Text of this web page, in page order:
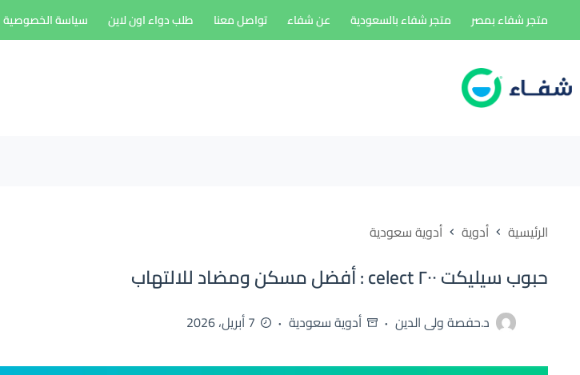
إلى
متجر شفاء بمصر متجر شفاء بالسعودية عن شفاء تواصل معنا طلب دواء اون لاين سياسة الخصوصية
الرئيسية أدوية أدوية سعودية
حبوب سيليكت ٢٠٠ celect : أفضل مسكن ومضاد للالتهاب
د.حفصة ولى الدين أدوية سعودية 7 أبريل، 2026